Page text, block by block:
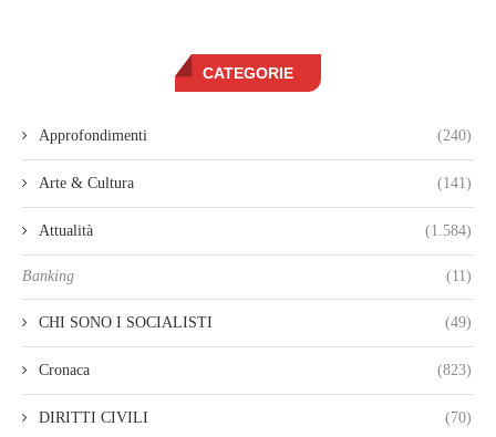
CATEGORIE
Approfondimenti (240)
Arte & Cultura (141)
Attualità (1.584)
Banking (11)
CHI SONO I SOCIALISTI (49)
Cronaca (823)
DIRITTI CIVILI (70)